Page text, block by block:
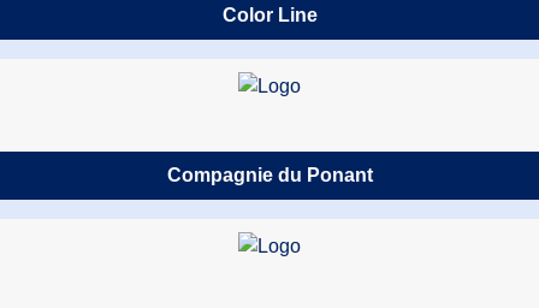
Color Line
Compagnie du Ponant